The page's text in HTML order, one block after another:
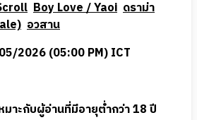
Boy Love / Yaoi ดราม่า
อวสาน
2026 (05:00 PM) ICT
มาะกับผู้อ่านที่มีอายุต่ำกว่า 18 ปี